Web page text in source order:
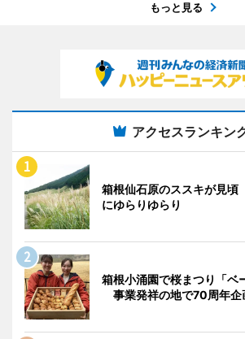
もっと見る
アクセスランキン
箱根仙石原のススキが見
にゆらりゆらり
箱根小涌園で桜まつり「ベ
事業発祥の地で70周年企